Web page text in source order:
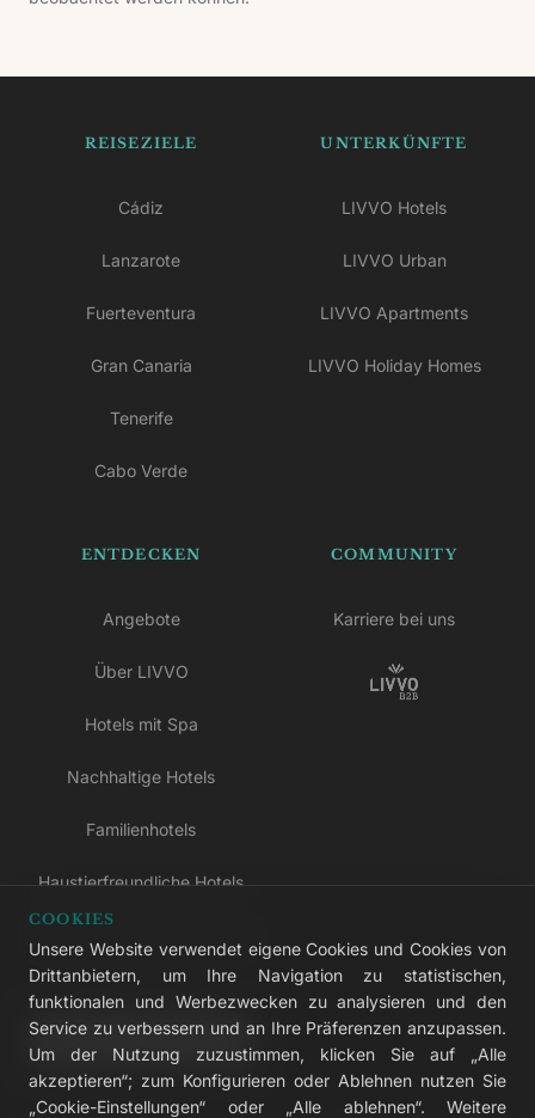
REISEZIELE
Cádiz
Lanzarote
Fuerteventura
Gran Canaria
Tenerife
Cabo Verde
UNTERKÜNFTE
LIVVO Hotels
LIVVO Urban
LIVVO Apartments
LIVVO Holiday Homes
ENTDECKEN
Angebote
Über LIVVO
Hotels mit Spa
Nachhaltige Hotels
Familienhotels
Haustierfreundliche Hotels
All-inclusive-Hotels
LIVVO Plus
COMMUNITY
Karriere bei uns
COOKIES
Unsere Website verwendet eigene Cookies und Cookies von
Drittanbietern, um Ihre Navigation zu statistischen,
funktionalen und Werbezwecken zu analysieren und den
Service zu verbessern und an Ihre Präferenzen anzupassen.
Um der Nutzung zuzustimmen, klicken Sie auf „Alle
akzeptieren“; zum Konfigurieren oder Ablehnen nutzen Sie
„Cookie-Einstellungen“ oder „Alle ablehnen“. Weitere